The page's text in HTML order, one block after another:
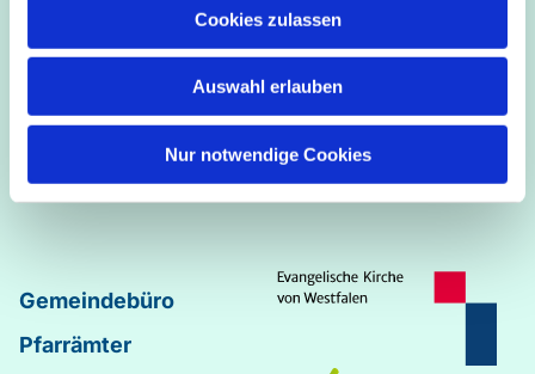
Cookies zulassen
Auswahl erlauben
Nur notwendige Cookies
Ev.-luth. Kirchengemeinde Paderborn
05251/5002-32 und 5002-33
Martin-Luther –Markus –
Johannes
Gemeindebüro
Pfarrämter